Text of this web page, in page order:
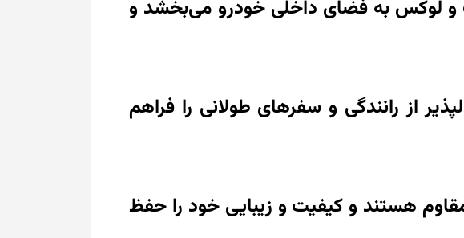
لوکس به فضای داخلی خودرو می‌بخشد و
از رانندگی و سفرهای طولانی را فراهم
هستند و کیفیت و زیبایی خود را حفظ